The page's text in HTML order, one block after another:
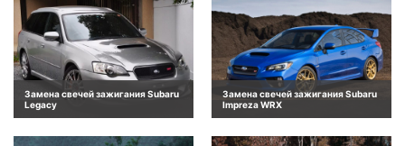
Замена свечей зажигания Subaru
Legacy
Замена свечей зажигания Subaru
Impreza WRX